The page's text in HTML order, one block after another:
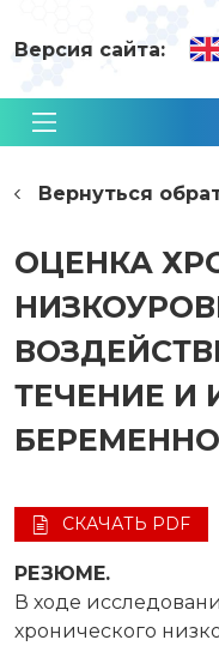
Версия сайта:
Вернуться
ОЦЕНКА
ТЕЧЕНИЕ И
СКАЧАТЬ PDF
РЕЗЮМЕ.
В ходе
хронического